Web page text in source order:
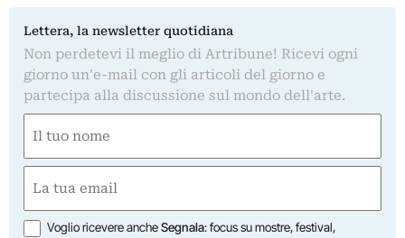
Lettera, la newsletter quotidiana
Non perdetevi il meglio di Artribune! Ricevi ogni
giorno un'e-mail con gli articoli del giorno e
partecipa alla discussione sul mondo dell'arte.
(Required)
First
(Required)
Opzioni
Voglio ricevere ancheSegnala: focus su mostre, festival,